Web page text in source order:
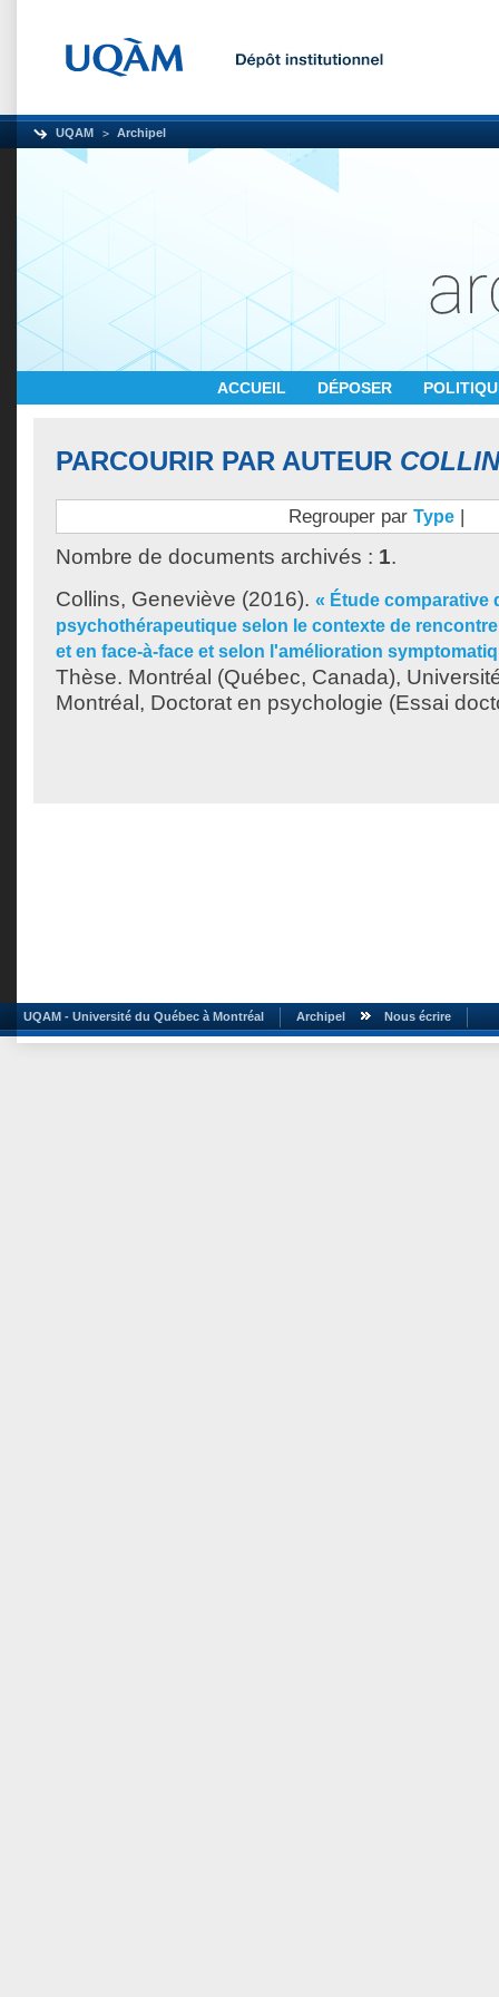
UQAM Archipel
ACCUEIL DÉPOSER
PARCOURIR PAR AUTEUR
Regrouper par Type |
Nombre de documents archivés : 1.
Collins, Geneviève (2016). « Étude comparative
psychothérapeutique selon le contexte de
et en face-à-face et selon l'amélioration
Thèse. Montréal (Québec, Canada),
Montréal, Doctorat en psychologie (Essai
UQAM - Université du Québec à Montréal Archipel Nous écrire